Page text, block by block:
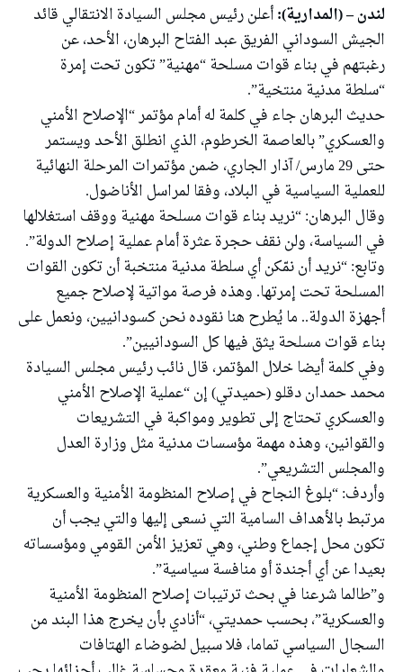
لندن – (المدارية):أعلن رئيس مجلس السيادة الانتقالي قائد
الجيش السوداني الفريق عبد الفتاح البرهان، الأحد، عن
رغبتهم في بناء قوات مسلحة “مهنية” تكون تحت إمرة
“سلطة مدنية منتخية”.
حديث البرهان جاء في كلمة له أمام مؤتمر “الإصلاح الأمني
والعسكري” بالعاصمة الخرطوم، الذي انطلق الأحد ويستمر
حتى 29 مارس/ آذار الجاري، ضمن مؤتمرات المرحلة النهائية
للعملية السياسية في البلاد، وفقا لمراسل الأناضول.
وقال البرهان: “نريد بناء قوات مسلحة مهنية ووقف استغلالها
في السياسة، ولن نقف حجرة عثرة أمام عملية إصلاح الدولة”.
وتابع: “نريد أن نمّكن أي سلطة مدنية منتخبة أن تكون القوات
المسلحة تحت إمرتها. وهذه فرصة مواتية لإصلاح جميع
أجهزة الدولة.. ما يُطرح هنا نقوده نحن كسودانيين، ونعمل على
بناء قوات مسلحة يثق فيها كل السودانيين”.
وفي كلمة أيضا خلال المؤتمر، قال نائب رئيس مجلس السيادة
محمد حمدان دقلو (حميدتي) إن “عملية الإصلاح الأمني
والعسكري تحتاج إلى تطوير ومواكبة في التشريعات
والقوانين، وهذه مهمة مؤسسات مدنية مثل وزارة العدل
والمجلس التشريعي”.
وأردف: “بلوغ النجاح في إصلاح المنظومة الأمنية والعسكرية
مرتبط بالأهداف السامية التي نسعى إليها والتي يجب أن
تكون محل إجماع وطني، وهي تعزيز الأمن القومي ومؤسساته
بعيدا عن أي أجندة أو منافسة سياسية”.
و”طالما شرعنا في بحث ترتيبات إصلاح المنظومة الأمنية
والعسكرية”، بحسب حمديتي، “أنادي بأن يخرج هذا البند من
السجال السياسي تماما، فلا سبيل لضوضاء الهتافات